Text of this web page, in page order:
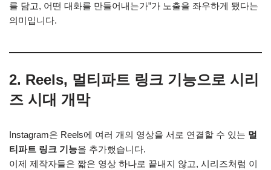
를 담고, 어떤 대화를 만들어내는가”가 노출을 좌우하게 됐다는
의미입니다.
2. Reels, 멀티파트 링크 기능으로 시리
즈 시대 개막
Instagram은 Reels에 여러 개의 영상을 서로 연결할 수 있는 멀
티파트 링크 기능을 추가했습니다.
이제 제작자들은 짧은 영상 하나로 끝내지 않고, 시리즈처럼 이